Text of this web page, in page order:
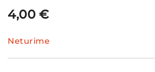
4,00 €
Neturime